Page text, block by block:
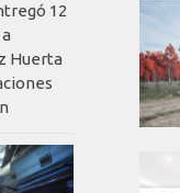
12
Huerta